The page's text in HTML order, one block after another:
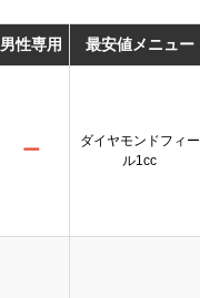
男性専用 最安値メニュー
ー
ダイヤモンドフィー
ル1cc